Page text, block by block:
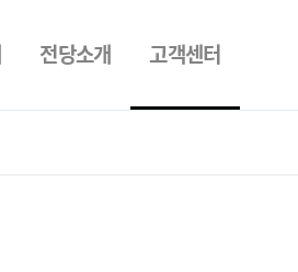
전당소개 고객센터